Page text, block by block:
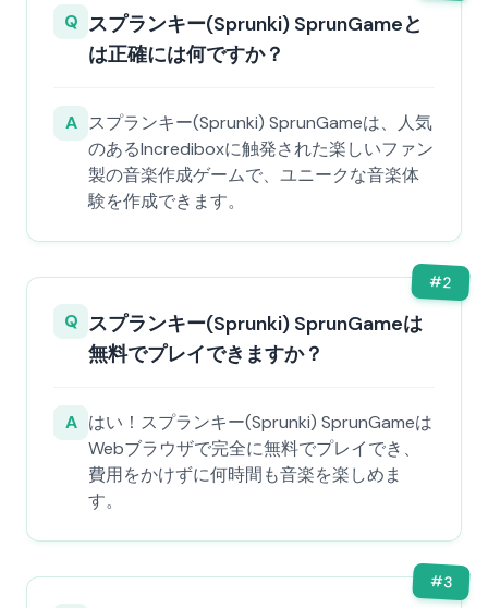
Q スプランキー(Sprunki) SprunGameと
は正確には何ですか？
A スプランキー(Sprunki) SprunGameは、人気
のあるIncrediboxに触発された楽しいファン
製の音楽作成ゲームで、ユニークな音楽体
験を作成できます。
#2
Q スプランキー(Sprunki) SprunGameは
無料でプレイできますか？
A はい！スプランキー(Sprunki) SprunGameは
Webブラウザで完全に無料でプレイでき、
費用をかけずに何時間も音楽を楽しめま
す。
#3